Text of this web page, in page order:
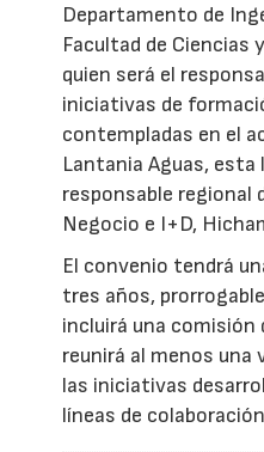
Departamento de
Facultad de Ciencias
quien será el
iniciativas de
contempladas en el
Lantania Aguas, esta
responsable regional
Negocio e I+D,
El convenio tendrá
tres años,
incluirá una comisión
reunirá al menos una
las iniciativas
líneas de